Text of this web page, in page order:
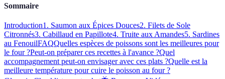
Sommaire
Introduction1. Saumon aux Épices Douces2. Filets de Sole
Citronnés3. Cabillaud en Papillote4. Truite aux Amandes5. Sardines
au FenouilFAQQuelles espèces de poissons sont les meilleures pour
le four ?Peut-on préparer ces recettes à l'avance ?Quel
accompagnement peut-on envisager avec ces plats ?Quelle est la
meilleure température pour cuire le poisson au four ?